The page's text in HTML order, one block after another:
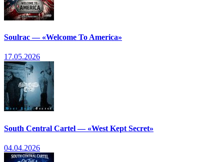
Soulrac — «Welcome To America»
17.05.2026
South Central Cartel — «West Kept Secret»
04.04.2026